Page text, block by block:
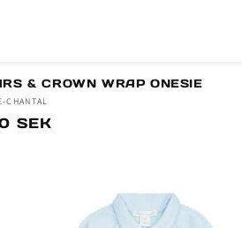
& CROWN WRAP ONESIE
CHANTAL
SEK